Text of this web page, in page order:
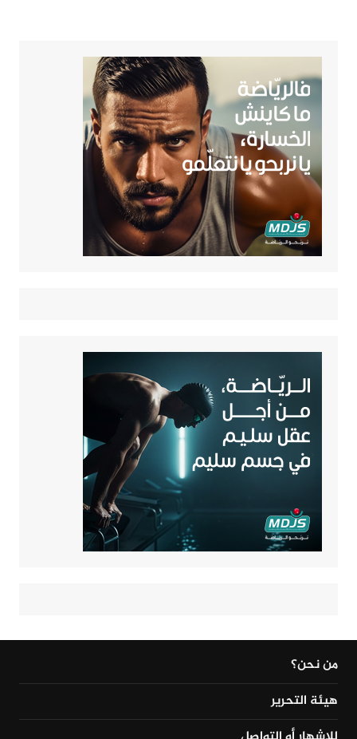
من نحن؟
هيئة التحرير